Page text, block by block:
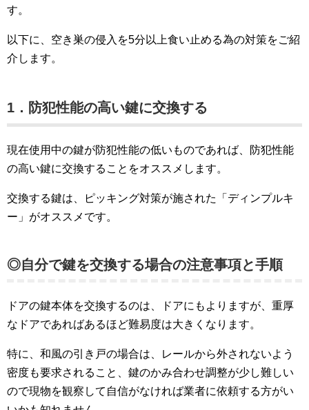
す。
以下に、空き巣の侵入を5分以上食い止める為の対策をご紹
介します。
1．防犯性能の高い鍵に交換する
現在使用中の鍵が防犯性能の低いものであれば、防犯性能
の高い鍵に交換することをオススメします。
交換する鍵は、ピッキング対策が施された「ディンプルキ
ー」がオススメです。
◎自分で鍵を交換する場合の注意事項と手順
ドアの鍵本体を交換するのは、ドアにもよりますが、重厚
なドアであればあるほど難易度は大きくなります。
特に、和風の引き戸の場合は、レールから外されないよう
密度も要求されること、鍵のかみ合わせ調整が少し難しい
ので現物を観察して自信がなければ業者に依頼する方がい